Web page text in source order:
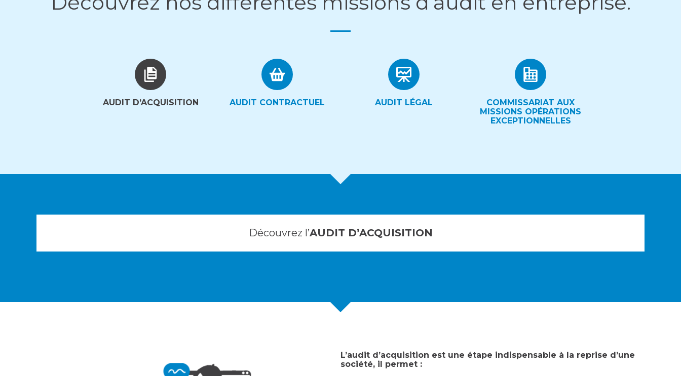
AUDIT D’ACQUISITION AUDIT CONTRACTUEL AUDIT LÉGAL
COMMISSARIAT AUX
MISSIONS OPÉRATIONS
EXCEPTIONNELLES
Découvrez l’AUDIT D’ACQUISITION
L’audit d’acquisition est une étape indispensable à la reprise d’une
société, il permet :